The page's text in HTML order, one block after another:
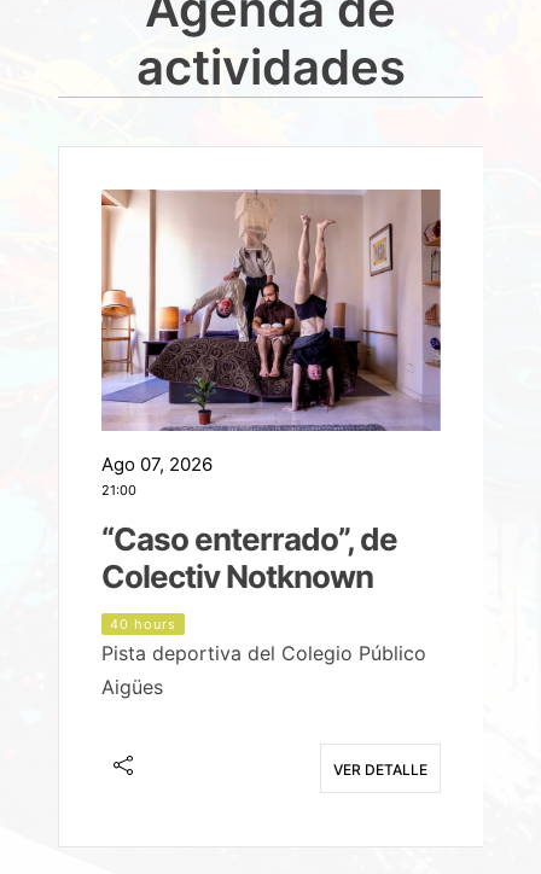
actividades
Ago 07, 2026
21:00
“Caso enterrado”, de
Colectiv Notknown
40 hours
Pista deportiva del Colegio Público
Aigües
VER DETALLE